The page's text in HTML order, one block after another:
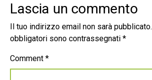
Lascia un commento
Il tuo indirizzo email non sarà pubblicato.
obbligatori sono contrassegnati *
Comment *